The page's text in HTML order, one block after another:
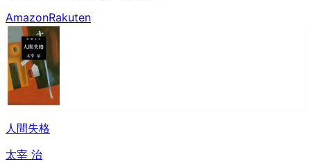
AmazonRakuten
人間失格
太宰 治